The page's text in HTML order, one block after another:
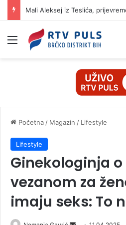
Izbornik
Početna / Magazin / Lifestyle
Lifestyle
Ginekologinja
vezanom za
imaju seks: To